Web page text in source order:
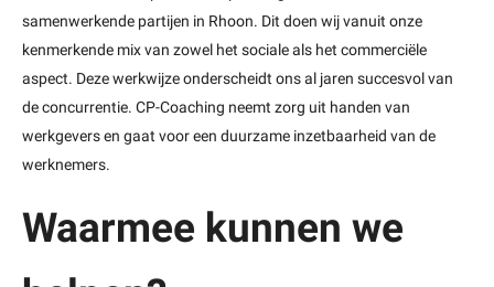
samenwerkende partijen in Rhoon. Dit doen wij vanuit onze
kenmerkende mix van zowel het sociale als het commerciële
aspect. Deze werkwijze onderscheidt ons al jaren succesvol van
de concurrentie. CP-Coaching neemt zorg uit handen van
werkgevers en gaat voor een duurzame inzetbaarheid van de
werknemers.
Waarmee kunnen we